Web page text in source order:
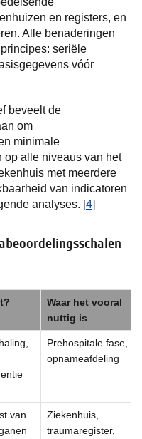
en registers, en
Alle benaderingen
seriële
vóór
beveelt de
om
minimale
op alle niveaus van het
met meerdere
van indicatoren
analyses. [4]
Waar het vooral
nuttig is
Prehospitale fase,
opnameafdeling
van
Ziekenhuis,
traumaregister,